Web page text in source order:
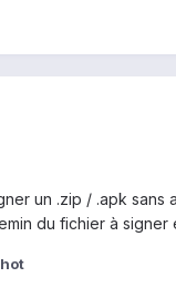
un .zip / .apk sans
du fichier à